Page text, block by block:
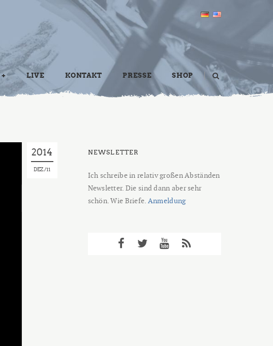
LIVE KONTAKT PRESSE SHOP
2014
DEZ. 11
NEWSLETTER
Ich schreibe in relativ großen Abständen
Newsletter. Die sind dann aber sehr
schön. Wie Briefe. Anmeldung